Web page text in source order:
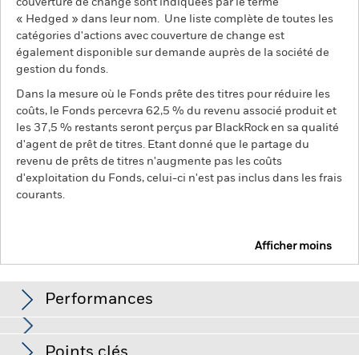
couverture de change sont indiquées par le terme
« Hedged » dans leur nom. Une liste complète de toutes les
catégories d'actions avec couverture de change est
également disponible sur demande auprès de la société de
gestion du fonds.
Dans la mesure où le Fonds prête des titres pour réduire les
coûts, le Fonds percevra 62,5 % du revenu associé produit et
les 37,5 % restants seront perçus par BlackRock en sa qualité
d'agent de prêt de titres. Etant donné que le partage du
revenu de prêts de titres n'augmente pas les coûts
d'exploitation du Fonds, celui-ci n'est pas inclus dans les frais
courants.
Afficher moins
Performances